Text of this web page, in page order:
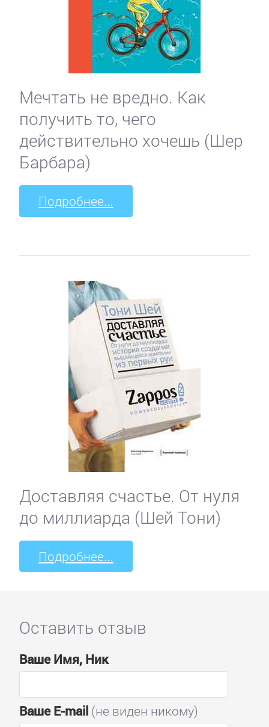
Мечтать не вредно. Как
получить то, чего
действительно хочешь (Шер
Барбара)
Подробнее...
Доставляя счастье. От нуля
до миллиарда (Шей Тони)
Подробнее...
Оставить отзыв
Ваше Имя, Ник
Ваше E-mail(не виден никому)